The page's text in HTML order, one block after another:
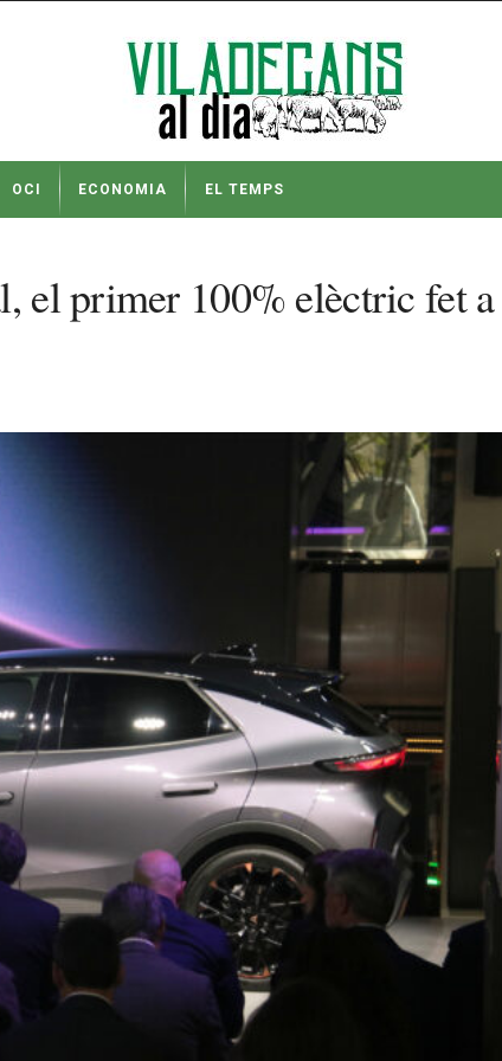
OCI ECONOMIA EL TEMPS
el primer 100% elèctric fet